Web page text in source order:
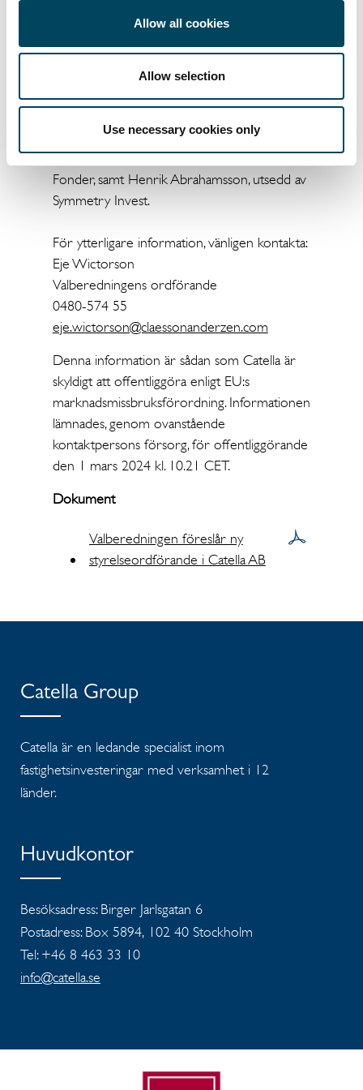
Allow all cookies
Allow selection
Use necessary cookies only
förbereda förslag inför årsstämman 2024
(ordförande), utsedd av Claesson &
Anderzén, Erik Eikeland, utsedd av Alcur
Fonder, samt Henrik Abrahamsson, utsedd av
Symmetry Invest.
För ytterligare information, vänligen kontakta:
Eje Wictorson
Valberedningens ordförande
0480-574 55
eje.wictorson@claessonanderzen.com
Denna information är sådan som Catella är
skyldigt att offentliggöra enligt EU:s
marknadsmissbruksförordning. Informationen
lämnades, genom ovanstående
kontaktpersons försorg, för offentliggörande
den 1 mars 2024 kl. 10.21 CET.
Dokument
Valberedningen föreslår ny
styrelseordförande i Catella AB
Catella Group
Catella är en ledande specialist inom
fastighetsinvesteringar med verksamhet i 12
länder.
Huvudkontor
Besöksadress: Birger Jarlsgatan 6
Postadress: Box 5894, 102 40 Stockholm
Tel: +46 8 463 33 10
info@catella.se